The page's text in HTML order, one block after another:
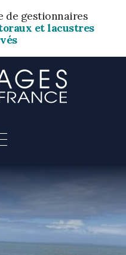
de gestionnaires
et lacustres